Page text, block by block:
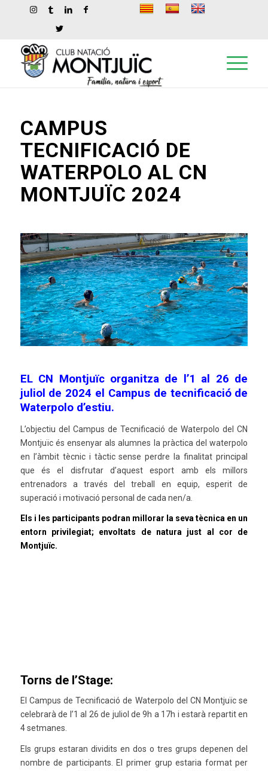
CAMPUS
TECNIFICACIÓ DE
WATERPOLO AL CN
MONTJUÏC 2024
EL CN Montjuïc organitza de l’1 al 26 de
juliol de 2024 el Campus de tecnificació de
Waterpolo d’estiu.
L’objectiu del Campus de Tecnificació de Waterpolo del CN
Montjuïc és ensenyar als alumnes la pràctica del waterpolo
en l’àmbit tècnic i tàctic sense perdre la finalitat principal
que és el disfrutar d’aquest esport amb els millors
entrenadors a través del treball en equip, esperit de
superació i motivació personal de cada nen/a.
Els i les participants podran millorar la seva tècnica en un
entorn privilegiat; envoltats de natura just al cor de
Montjuïc.
Torns de l’Stage:
El Campus de Tecnificació de Waterpolo del CN Montjuïc se
celebrarà de l’1 al 26 de juliol de 9h a 17h i estarà repartit en
4 setmanes.
Els grups estaran dividits en dos o tres grups depenen del
nombre de participants. El primer grup estaria format per